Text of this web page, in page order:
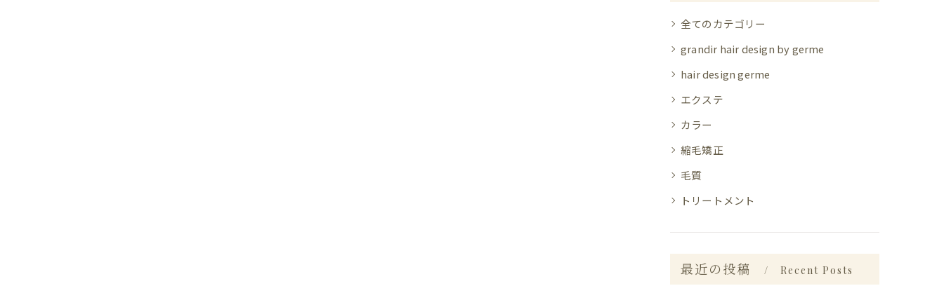
全てのカテゴリー
grandir hair design by germe
hair design germe
エクステ
カラー
縮毛矯正
毛質
トリートメント
最近の投稿 Recent Posts